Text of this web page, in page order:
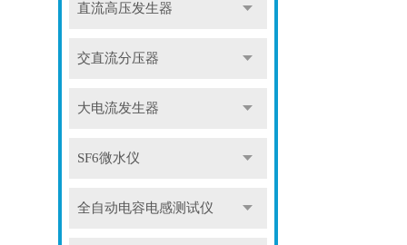
直流高压发生器
交直流分压器
大电流发生器
SF6微水仪
全自动电容电感测试仪